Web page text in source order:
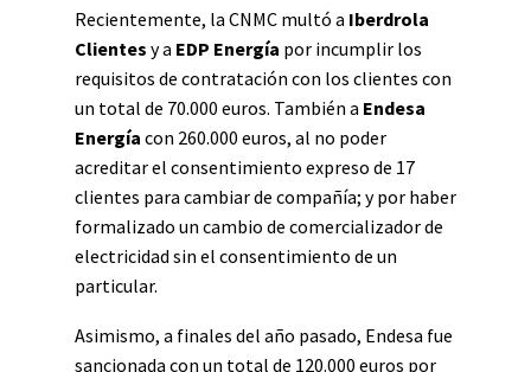
Recientemente, la CNMC multó a Iberdrola
Clientes y a EDP Energía por incumplir los
requisitos de contratación con los clientes con
un total de 70.000 euros. También a Endesa
Energía con 260.000 euros, al no poder
acreditar el consentimiento expreso de 17
clientes para cambiar de compañía; y por haber
formalizado un cambio de comercializador de
electricidad sin el consentimiento de un
particular.
Asimismo, a finales del año pasado, Endesa fue
sancionada con un total de 120.000 euros por